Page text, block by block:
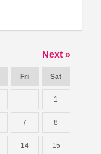
Next »
Fri Sat
1
7 8
14 15